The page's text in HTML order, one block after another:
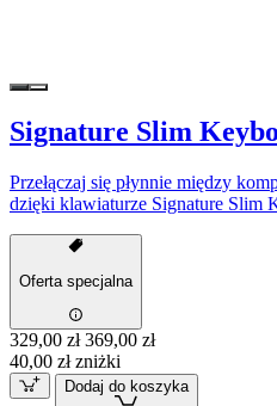
Signature Slim
Przełączaj się płynnie między
dzięki klawiaturze Signature Slim
Oferta specjalna
329,00 zł 369,00 zł
40,00 zł zniżki
Dodaj do koszyka